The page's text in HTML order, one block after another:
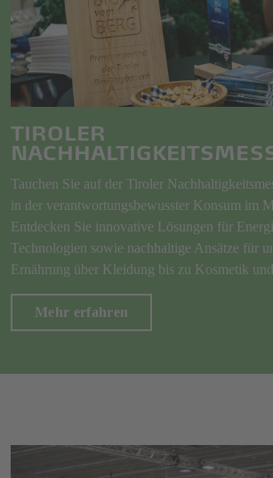
TIROLER
Tauchen Sie auf der Tiroler
in der verantwortungsbewusster Konsum im
Entdecken Sie innovative Lösungen für
Technologien sowie nachhaltige Ansätze für
Ernährung über Kleidung bis zu Kosmetik
Mehr erfahren